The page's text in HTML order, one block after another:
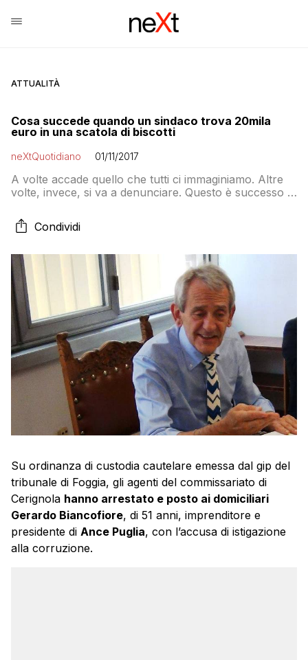
ATTUALITÀ
Cosa succede quando un sindaco trova 20mila
euro in una scatola di biscotti
neXtQuotidiano 01/11/2017
A volte accade quello che tutti ci immaginiamo. Altre
volte, invece, si va a denunciare. Questo è successo a
Condividi
Su ordinanza di custodia cautelare emessa dal gip del
tribunale di Foggia, gli agenti del commissariato di
Cerignola hanno arrestato e posto ai domiciliari
Gerardo Biancofiore, di 51 anni, imprenditore e
presidente di Ance Puglia, con l’accusa di istigazione
alla corruzione.